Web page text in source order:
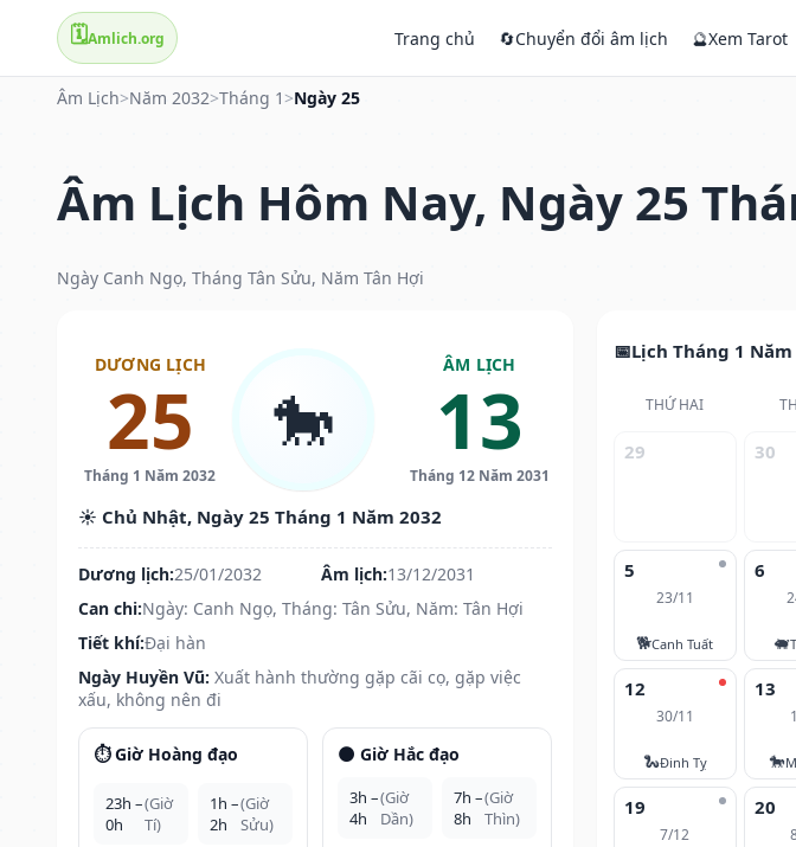
🗓️Amlich.org Trang chủ 🔄Chuyển đổi âm lịch 🔮Xem Tarot
Âm Lịch>Năm 2032>Tháng 1 >Ngày 25
Âm Lịch Hôm Nay, Ngày 25
Ngày Canh Ngọ, Tháng Tân Sửu, Năm Tân Hợi
DƯƠNG LỊCH
25
Tháng 1 Năm 2032
🐎
ÂM LỊCH
13
Tháng 12 Năm 2031
☀️ Chủ Nhật, Ngày 25 Tháng 1 Năm 2032
Dương lịch:25/01/2032 Âm lịch:13/12/2031
Can chi:Ngày: Canh Ngọ, Tháng: Tân Sửu, Năm: Tân Hợi
Tiết khí:Đại hàn
Ngày Huyền Vũ: Xuất hành thường gặp cãi cọ, gặp việc
xấu, không nên đi
⏱️ Giờ Hoàng đạo
23h –
0h
(Giờ
Tí)
1h –
2h
(Giờ
Sửu)
🌑 Giờ Hắc đạo
3h –
4h
(Giờ
Dần)
7h –
8h
(Giờ
Thìn)
Lịch Tháng 1 Năm
THỨ HAI
29 30
5
23/11
🐕Canh Tuất
6
🐖
12
30/11
🐍Đinh Tỵ
13
🐎
19
7/12
20